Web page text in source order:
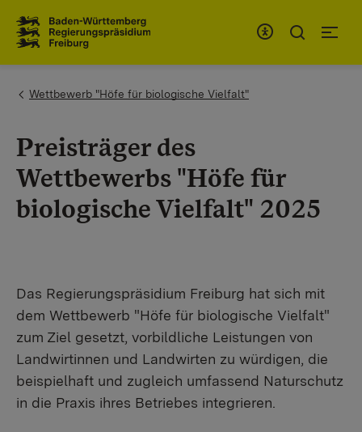
You are here:
Wettbewerb "Höfe für biologische Vielfalt"
Preisträger des
Wettbewerbs "Höfe für
biologische Vielfalt" 2025
Das Regierungspräsidium Freiburg hat sich mit
dem Wettbewerb "Höfe für biologische Vielfalt"
zum Ziel gesetzt, vorbildliche Leistungen von
Landwirtinnen und Landwirten zu würdigen, die
beispielhaft und zugleich umfassend Naturschutz
in die Praxis ihres Betriebes integrieren.